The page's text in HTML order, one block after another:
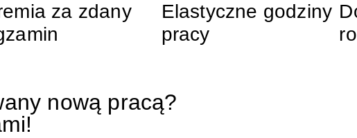
za zdany
Elastyczne godziny
pracy
nową pracą?